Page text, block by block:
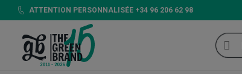
ATTENTION PERSONNALISÉE +34 96 206 62 98